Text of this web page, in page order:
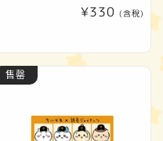
定
¥330 (含稅)
售罄